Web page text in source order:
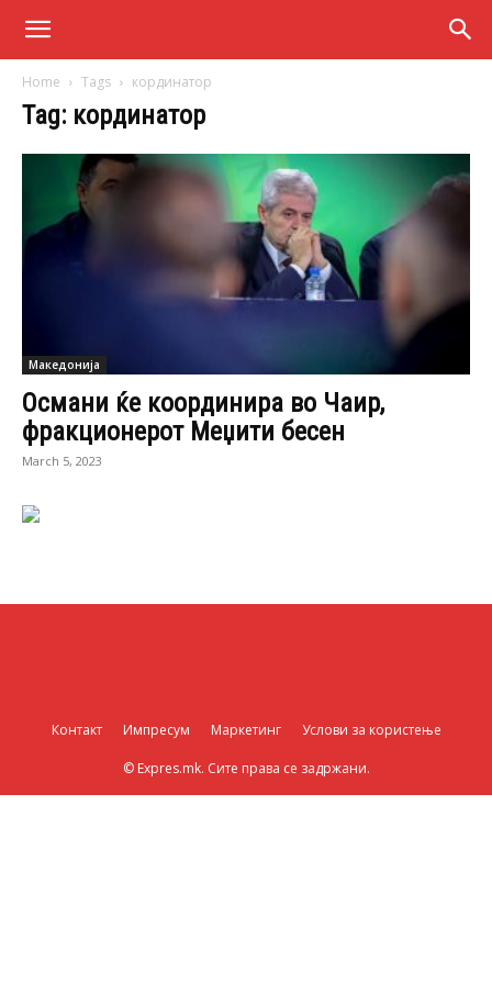
Home Tags кординатор
Tag: кординатор
Македонија
Османи ќе координира во Чаир,
фракционерот Меџити бесен
March 5, 2023
Контакт Импресум Маркетинг Услови за користење
© Expres.mk. Сите права се задржани.